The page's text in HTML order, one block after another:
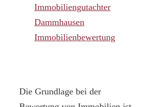
Immobiliengutachter
Dammhausen
Immobilienbewertung
Die Grundlage bei der